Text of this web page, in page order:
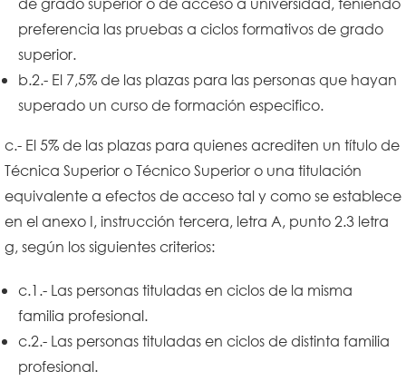
preferencia las pruebas a ciclos formativos de grado
superior.
b.2.- El 7,5% de las plazas para las personas que hayan
superado un curso de formación especifico.
c.- El 5% de las plazas para quienes acrediten un título de
Técnica Superior o Técnico Superior o una titulación
equivalente a efectos de acceso tal y como se establece
en el anexo I, instrucción tercera, letra A, punto 2.3 letra
g, según los siguientes criterios:
c.1.- Las personas tituladas en ciclos de la misma
familia profesional.
c.2.- Las personas tituladas en ciclos de distinta familia
profesional.